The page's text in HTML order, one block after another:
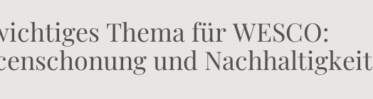
Thema für WESCO:
und Nachhaltigkeit